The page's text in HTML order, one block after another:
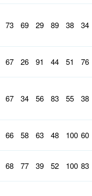
73 69 29 89 38 34
67 26 91 44 51 76
67 34 56 83 55 38
66 58 63 48 100 60
68 77 39 52 100 83